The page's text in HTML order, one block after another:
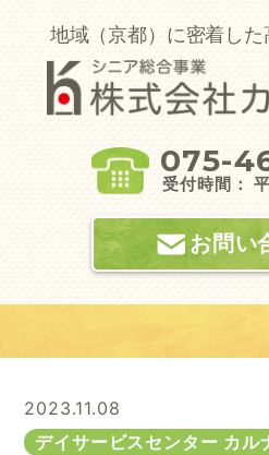
Skip
to
content
地域（京都）に密着し
075-
受付時間：
お問い
2023.11.08
デイサービスセンター カル